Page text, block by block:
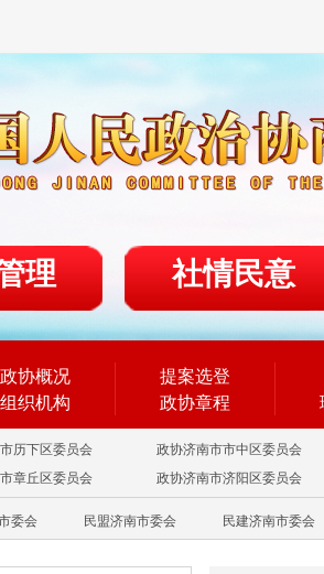
理 社情民意
政协概况
组织机构
提案选登
政协章程
历下区委员会
政协济南市市中区委员会
章丘区委员会
政协济南市济阳区委员会
委会 民盟济南市委会 民建济南市委会